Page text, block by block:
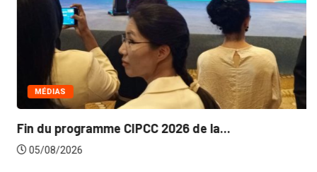
MÉDIAS
Fin du programme CIPCC 2026 de la...
05/08/2026